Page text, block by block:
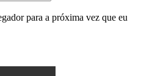
para a próxima vez que eu